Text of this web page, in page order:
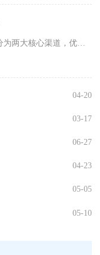
04-20
03-17
06-27
04-23
05-05
05-10